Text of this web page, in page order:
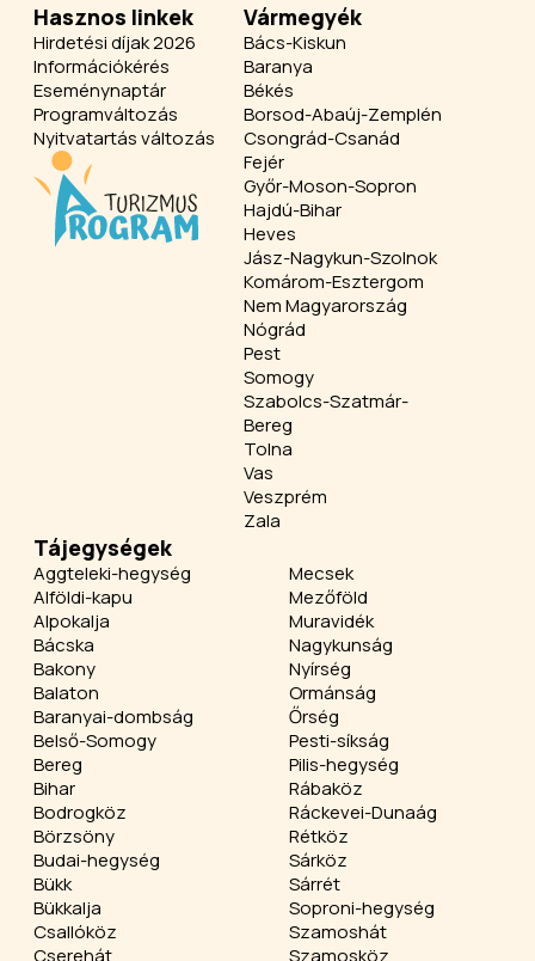
Hasznos linkek
Hirdetési díjak 2026
Információkérés
Eseménynaptár
Programváltozás
Nyitvatartás változás
Vármegyék
Bács-Kiskun
Baranya
Békés
Borsod-Abaúj-Zemplén
Csongrád-Csanád
Fejér
Győr-Moson-Sopron
Hajdú-Bihar
Heves
Jász-Nagykun-Szolnok
Komárom-Esztergom
Nem Magyarország
Nógrád
Pest
Somogy
Szabolcs-Szatmár-
Bereg
Tolna
Vas
Veszprém
Zala
Tájegységek
Aggteleki-hegység
Alföldi-kapu
Alpokalja
Bácska
Bakony
Balaton
Baranyai-dombság
Belső-Somogy
Bereg
Bihar
Bodrogköz
Börzsöny
Budai-hegység
Bükk
Bükkalja
Csallóköz
Cserehát
Mecsek
Mezőföld
Muravidék
Nagykunság
Nyírség
Ormánság
Őrség
Pesti-síkság
Pilis-hegység
Rábaköz
Ráckevei-Dunaág
Rétköz
Sárköz
Sárrét
Soproni-hegység
Szamoshát
Szamosköz